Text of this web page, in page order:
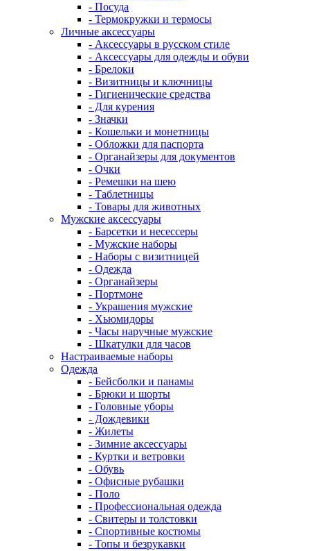
- Посуда
- Термокружки и термосы
Личные аксессуары
- Аксессуары в русском стиле
- Аксессуары для одежды и обуви
- Брелоки
- Визитницы и ключницы
- Гигиенические средства
- Для курения
- Значки
- Кошельки и монетницы
- Обложки для паспорта
- Органайзеры для документов
- Очки
- Ремешки на шею
- Таблетницы
- Товары для животных
Мужские аксессуары
- Барсетки и несессеры
- Мужские наборы
- Наборы с визитницей
- Одежда
- Органайзеры
- Портмоне
- Украшения мужские
- Хьюмидоры
- Часы наручные мужские
- Шкатулки для часов
Настраиваемые наборы
Одежда
- Бейсболки и панамы
- Брюки и шорты
- Головные уборы
- Дождевики
- Жилеты
- Зимние аксессуары
- Куртки и ветровки
- Обувь
- Офисные рубашки
- Поло
- Профессиональная одежда
- Свитеры и толстовки
- Спортивные костюмы
- Топы и безрукавки